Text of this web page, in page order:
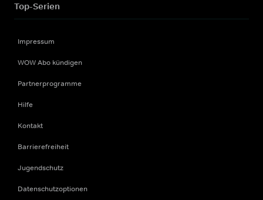
Top-Serien
Impressum
WOW Abo kündigen
Partnerprogramme
Hilfe
Kontakt
Barrierefreiheit
Jugendschutz
Datenschutzoptionen